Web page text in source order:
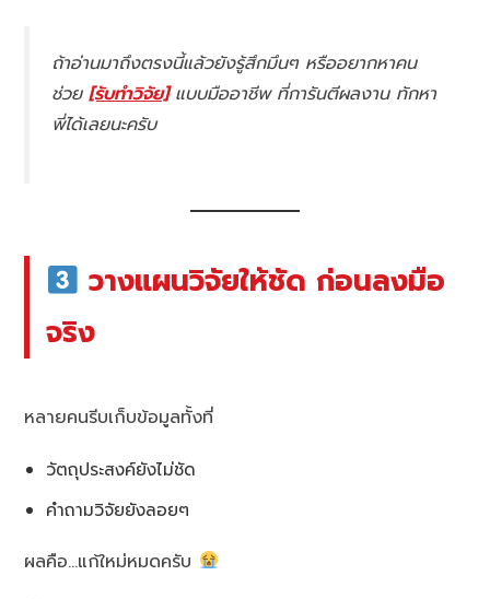
ถ้าอ่านมาถึงตรงนี้แล้วยังรู้สึกมึนๆ หรืออยากหาคน
ช่วย[รับทำวิจัย]แบบมืออาชีพ ที่การันตีผลงาน ทักหา
พี่ได้เลยนะครับ
วางแผนวิจัยให้ชัด ก่อนลงมือ
จริง
หลายคนรีบเก็บข้อมูลทั้งที่
วัตถุประสงค์ยังไม่ชัด
คำถามวิจัยยังลอยๆ
ผลคือ…แก้ใหม่หมดครับ